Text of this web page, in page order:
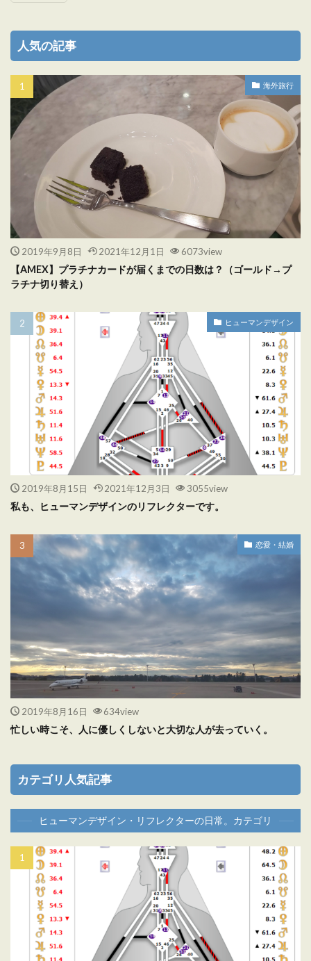
人気の記事
海外旅行
2019年9月8日 2021年12月1日 6073view
【AMEX】プラチナカードが届くまでの日数は？（ゴールド→プ
ラチナ切り替え）
ヒューマンデザイン
2019年8月15日 2021年12月3日 3055view
私も、ヒューマンデザインのリフレクターです。
恋愛・結婚
2019年8月16日 634view
忙しい時こそ、人に優しくしないと大切な人が去っていく。
カテゴリ人気記事
ヒューマンデザイン・リフレクターの日常。カテゴリ